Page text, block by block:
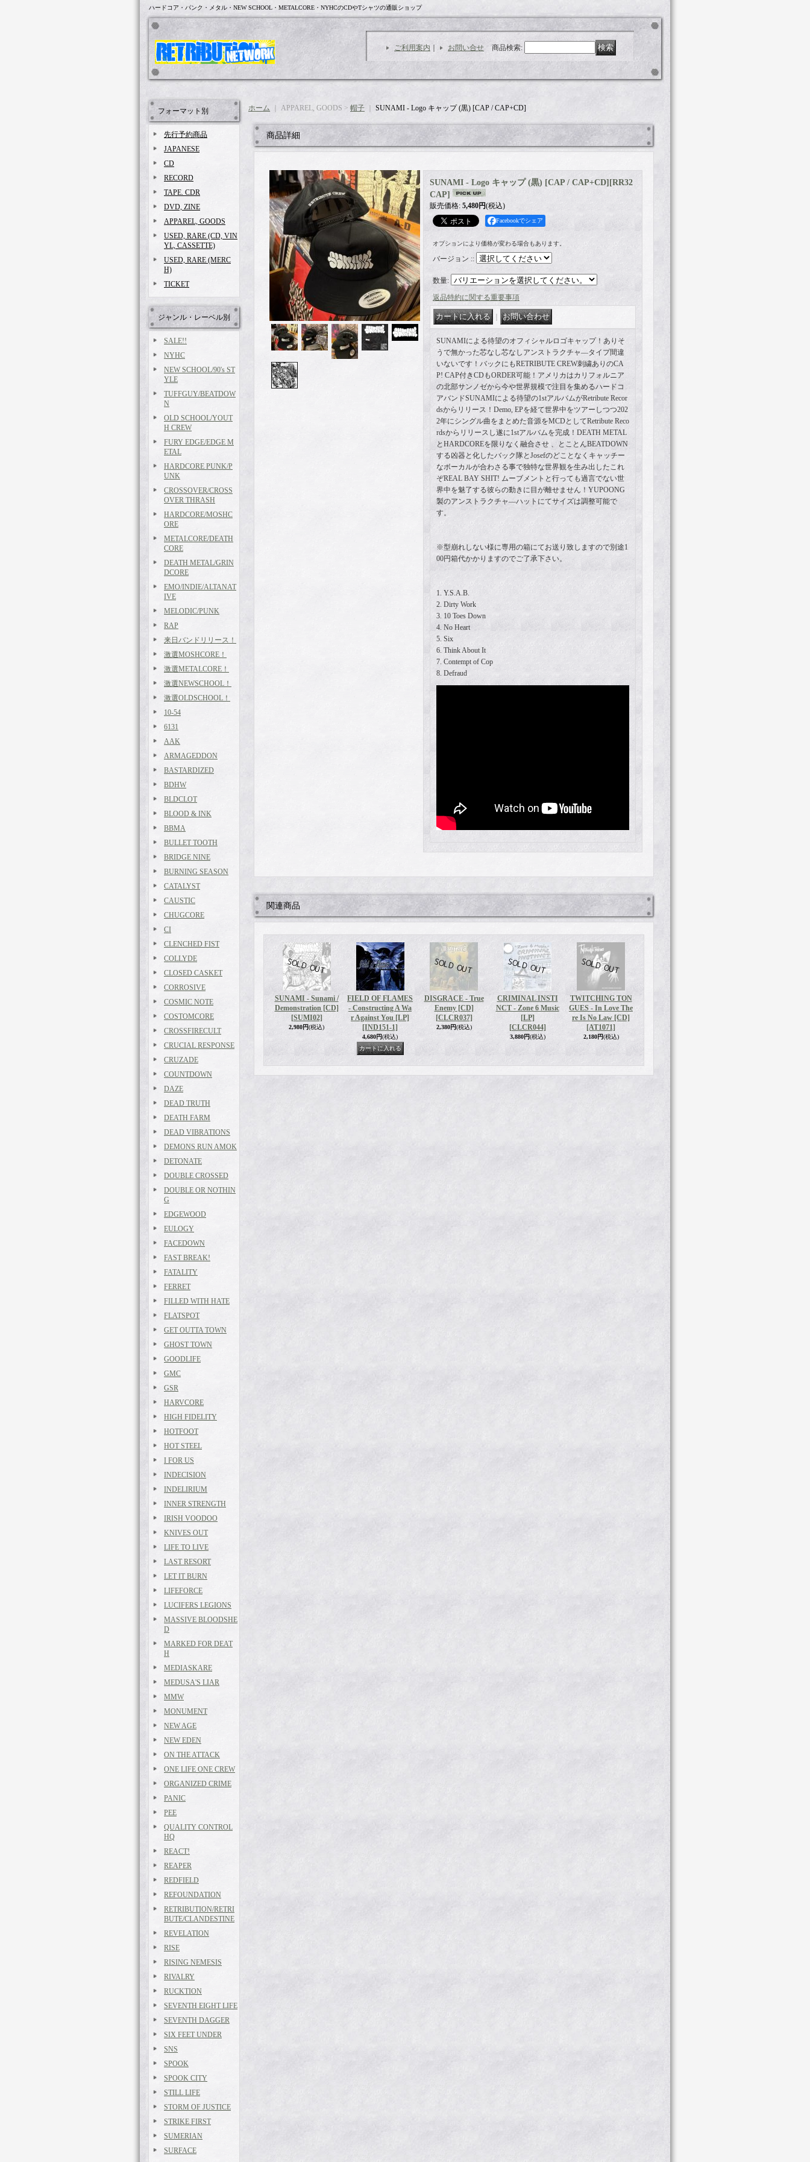
ハードコア・パンク・メタル・NEW SCHOOL・METALCORE・NYHCのCDやTシャツの通販ショップ
ご利用案内 お問い合せ 商品検索:
フォーマット別
先行予約商品
JAPANESE
CD
RECORD
TAPE. CDR
DVD, ZINE
APPAREL, GOODS
USED, RARE (CD, VIN
YL, CASSETTE)
USED, RARE (MERC
H)
TICKET
ジャンル・レーベル別
SALE!!
NYHC
NEW SCHOOL/90's ST
YLE
TUFFGUY/BEATDOW
N
OLD SCHOOL/YOUT
H CREW
FURY EDGE/EDGE M
ETAL
HARDCORE PUNK/P
UNK
CROSSOVER/CROSS
OVER THRASH
HARDCORE/MOSHC
ORE
METALCORE/DEATH
CORE
DEATH METAL/GRIN
DCORE
EMO/INDIE/ALTANAT
IVE
MELODIC/PUNK
RAP
来日バンドリリース！
激選MOSHCORE！
激選METALCORE！
激選NEWSCHOOL！
激選OLDSCHOOL！
10-54
6131
AAK
ARMAGEDDON
BASTARDIZED
BDHW
BLDCLOT
BLOOD & INK
BBMA
BULLET TOOTH
BRIDGE NINE
BURNING SEASON
CATALYST
CAUSTIC
CHUGCORE
CI
CLENCHED FIST
COLLYDE
CLOSED CASKET
CORROSIVE
COSMIC NOTE
COSTOMCORE
CROSSFIRECULT
CRUCIAL RESPONSE
CRUZADE
COUNTDOWN
DAZE
DEAD TRUTH
DEATH FARM
DEAD VIBRATIONS
DEMONS RUN AMOK
DETONATE
DOUBLE CROSSED
DOUBLE OR NOTHIN
G
EDGEWOOD
EULOGY
FACEDOWN
FAST BREAK!
FATALITY
FERRET
FILLED WITH HATE
FLATSPOT
GET OUTTA TOWN
GHOST TOWN
GOODLIFE
GMC
GSR
HARVCORE
HIGH FIDELITY
HOTFOOT
HOT STEEL
I FOR US
INDECISION
INDELIRIUM
INNER STRENGTH
IRISH VOODOO
KNIVES OUT
LIFE TO LIVE
LAST RESORT
LET IT BURN
LIFEFORCE
LUCIFERS LEGIONS
MASSIVE BLOODSHE
D
MARKED FOR DEAT
H
MEDIASKARE
MEDUSA'S LIAR
MMW
MONUMENT
NEW AGE
NEW EDEN
ON THE ATTACK
ONE LIFE ONE CREW
ORGANIZED CRIME
PANIC
PEE
QUALITY CONTROL
HQ
REACT!
REAPER
REDFIELD
REFOUNDATION
RETRIBUTION/RETRI
BUTE/CLANDESTINE
REVELATION
RISE
RISING NEMESIS
RIVALRY
RUCKTION
SEVENTH EIGHT LIFE
SEVENTH DAGGER
SIX FEET UNDER
SNS
SPOOK
SPOOK CITY
STILL LIFE
STORM OF JUSTICE
STRIKE FIRST
SUMERIAN
SURFACE
ホーム ｜ APPAREL, GOODS > 帽子 SUNAMI - Logo キャップ (黒) [CAP / CAP+CD]
商品詳細
SUNAMI - Logo キャップ (黒) [CAP / CAP+CD] [RR32
CAP]
販売価格: 5,480円(税込)
Facebookでシェア
オプションにより価格が変わる場合もあります。
バージョン ::
数量:
返品特約に関する重要事項
SUNAMIによる待望のオフィシャルロゴキャップ！ありそ
うで無かった芯なし芯なしアンストラクチャ―タイプ間違
いないです！バックにもRETRIBUTE CREW刺繍ありのCA
P! CAP付きCDもORDER可能！アメリカはカリフォルニア
の北部サンノゼから今や世界規模で注目を集めるハードコ
アバンドSUNAMIによる待望の1stアルバムがRetribute Recor
dsからリリース！Demo, EPを経て世界中をツアーしつつ202
2年にシングル曲をまとめた音源をMCDとしてRetribute Reco
rdsからリリースし遂に1stアルバムを完成！DEATH METAL
とHARDCOREを限りなく融合させ 、とことんBEATDOWN
する凶器と化したバック隊とJosefのどことなくキャッチー
なボーカルが合わさる事で独特な世界観を生み出したこれ
ぞREAL BAY SHIT! ムーブメントと行っても過言でない世
界中を魅了する彼らの動きに目が離せません！YUPOONG
製のアンストラクチャ―ハットにてサイズは調整可能で
す。
※型崩れしない様に専用の箱にてお送り致しますので別途1
00円箱代かかりますのでご了承下さい。
1. Y.S.A.B.
2. Dirty Work
3. 10 Toes Down
4. No Heart
5. Six
6. Think About It
7. Contempt of Cop
8. Defraud
関連商品
SUNAMI - Sunami /
Demonstration [CD]
[SUMI02]
2,980円(税込)
FIELD OF FLAMES
- Constructing A Wa
r Against You [LP]
[IND151-1]
4,680円(税込)
DISGRACE - True
Enemy [CD]
[CLCR037]
2,380円(税込)
CRIMINAL INSTI
NCT - Zone 6 Music
[LP]
[CLCR044]
3,880円(税込)
TWITCHING TON
GUES - In Love The
re Is No Law [CD]
[AT1071]
2,180円(税込)